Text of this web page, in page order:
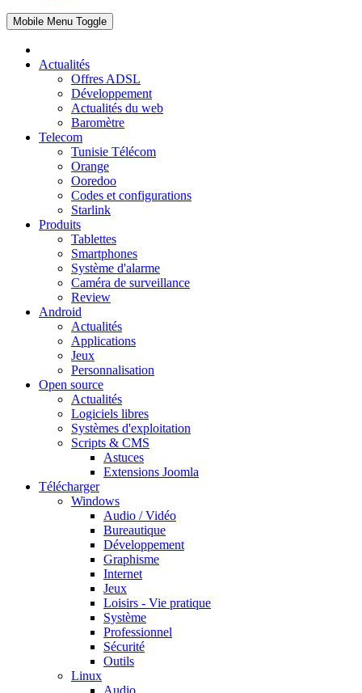
Mobile Menu Toggle
Actualités
Offres ADSL
Développement
Actualités du web
Baromètre
Telecom
Tunisie Télécom
Orange
Ooredoo
Codes et configurations
Starlink
Produits
Tablettes
Smartphones
Système d'alarme
Caméra de surveillance
Review
Android
Actualités
Applications
Jeux
Personnalisation
Open source
Actualités
Logiciels libres
Systèmes d'exploitation
Scripts & CMS
Astuces
Extensions Joomla
Télécharger
Windows
Audio / Vidéo
Bureautique
Développement
Graphisme
Internet
Jeux
Loisirs - Vie pratique
Système
Professionnel
Sécurité
Outils
Linux
Audio